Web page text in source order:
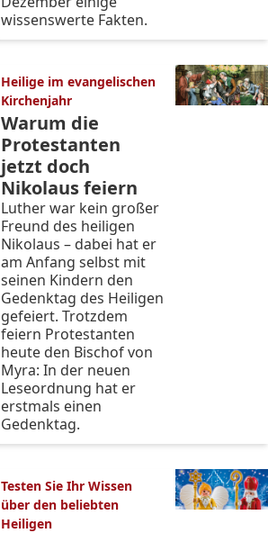
wissenswerte Fakten.
Heilige im evangelischen
Kirchenjahr
Warum die
Protestanten
jetzt doch
Nikolaus feiern
Luther war kein großer
Freund des heiligen
Nikolaus – dabei hat er
am Anfang selbst mit
seinen Kindern den
Gedenktag des Heiligen
gefeiert. Trotzdem
feiern Protestanten
heute den Bischof von
Myra: In der neuen
Leseordnung hat er
erstmals einen
Gedenktag.
Testen Sie Ihr Wissen
über den beliebten
Heiligen